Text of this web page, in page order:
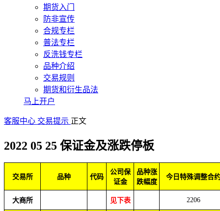
期货入门
防非宣传
合规专栏
普法专栏
反洗钱专栏
品种介绍
交易规则
期货和衍生品法
马上开户
客服中心 交易提示 正文
2022 05 25 保证金及涨跌停板
交易所 品种 代码
公司保
证金
品种涨
跌幅度
今日特殊调整合
大商所 见下表 2206